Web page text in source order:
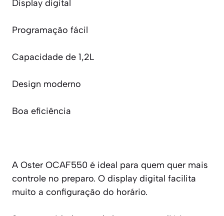
Display digital
Programação fácil
Capacidade de 1,2L
Design moderno
Boa eficiência
A Oster OCAF550 é ideal para quem quer mais
controle no preparo. O display digital facilita
muito a configuração do horário.